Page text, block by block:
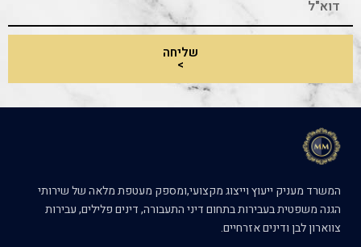
שליחה
>
המשרד מעניק ייעוץ וייצוג מקצועי,ומספק מעטפת מלאה של שירותי
הגנה משפטית בעבירות בתחום דיני התעבורה, דינים פלילים, עבירות
צווארון לבן ודינים אזרחיים.